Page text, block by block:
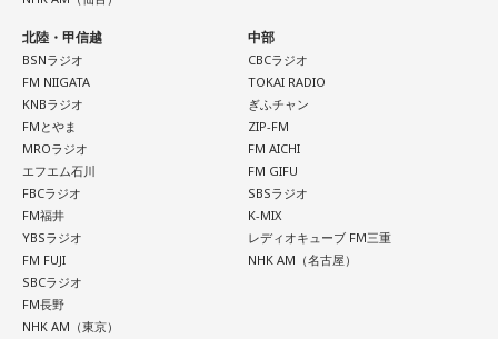
北陸・甲信越
BSNラジオ
FM NIIGATA
KNBラジオ
FMとやま
MROラジオ
エフエム石川
FBCラジオ
FM福井
YBSラジオ
FM FUJI
SBCラジオ
FM長野
NHK AM（東京）
中部
CBCラジオ
TOKAI RADIO
ぎふチャン
ZIP-FM
FM AICHI
FM GIFU
SBSラジオ
K-MIX
レディオキューブ FM三重
NHK AM（名古屋）